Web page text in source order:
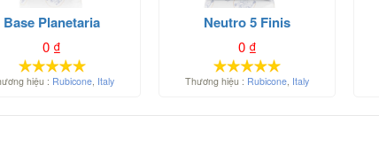
Base Planetaria
0 ₫
hiệu : Rubicone, Italy
Neutro 5 Finis
0₫
Thương hiệu : Rubicone, Italy